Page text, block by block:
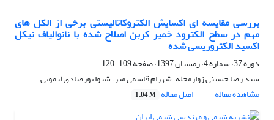
بررسی مقایسه ای اکسایش الکتروکاتالیستی برخی از الکل های
مهم در سطح الکترود خمیر کربن اصلاح شده با نانوالیاف نیکل
اکسید الکتروریسی شده
دوره 37، شماره 4، زمستان 1397، صفحه
109-120
سید رضا حسینی زوارمحله، شهرام قاسمی میر، شیوا پورصادق لیمویی
مشاهده مقاله
اصل مقاله 1.04 M